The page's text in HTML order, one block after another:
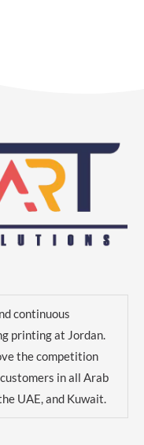
continuous
printing at Jordan.
the competition
in all Arab
UAE, and Kuwait.